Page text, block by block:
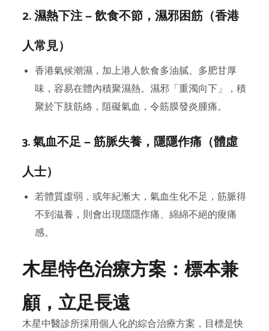
2. 濕熱下注 — 飲食不節，濕邪困筋（香港
人常見）
香港氣候潮濕，加上港人飲食多油膩、多肥甘厚
味，容易在體內積聚濕熱。濕邪「重濁向下」，積
聚於下肢筋絡，阻礙氣血，令筋膜發炎腫痛。
3. 氣血不足 — 筋脈失養，隱隱作痛（體虛
人士）
若體質虛弱，或年紀漸大，氣血生化不足，筋脈得
不到滋養，則會出現隱隱作痛、綿綿不絕的痠痛
感。
木星特色治療方案：標本兼
顧，立足長遠
木星中醫診所採用個人化的綜合治療方案，目標是快